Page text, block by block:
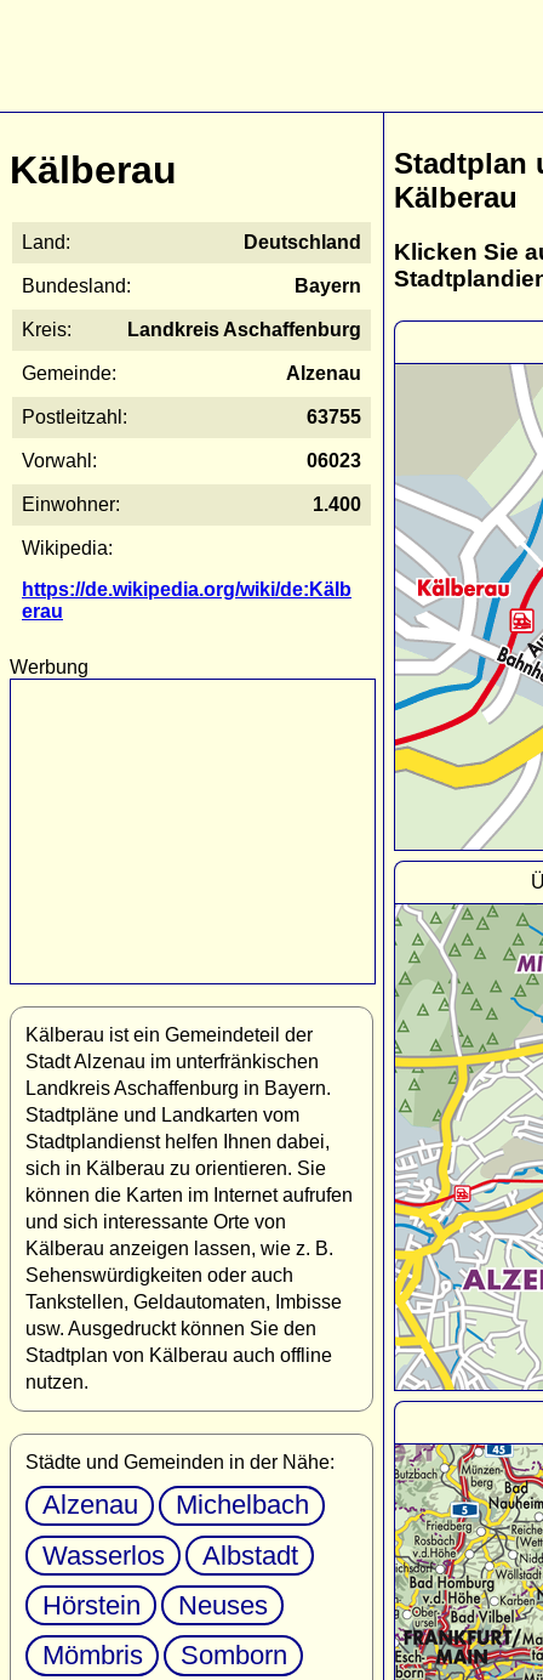
Kälberau
Land: Deutschland
Bundesland: Bayern
Kreis: Landkreis Aschaffenburg
Gemeinde: Alzenau
Postleitzahl: 63755
Vorwahl: 06023
Einwohner: 1.400
Wikipedia:
https://de.wikipedia.org/wiki/de:Kälb
erau
Werbung
Kälberau ist ein Gemeindeteil der
Stadt Alzenau im unterfränkischen
Landkreis Aschaffenburg in Bayern.
Stadtpläne und Landkarten vom
Stadtplandienst helfen Ihnen dabei,
sich in Kälberau zu orientieren. Sie
können die Karten im Internet aufrufen
und sich interessante Orte von
Kälberau anzeigen lassen, wie z. B.
Sehenswürdigkeiten oder auch
Tankstellen, Geldautomaten, Imbisse
usw. Ausgedruckt können Sie den
Stadtplan von Kälberau auch offline
nutzen.
Städte und Gemeinden in der Nähe:
Alzenau
Michelbach
Wasserlos
Albstadt
Hörstein
Neuses
Mömbris
Somborn
Stadtplan
Kälberau
Klicken Sie